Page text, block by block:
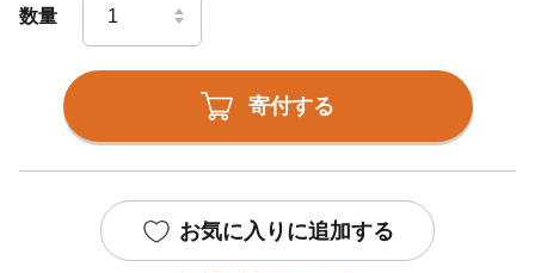
数量
寄付する
お気に入りに追加する